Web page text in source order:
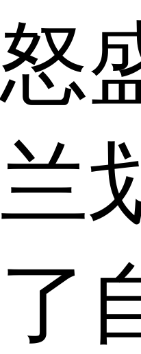
怒
兰
了